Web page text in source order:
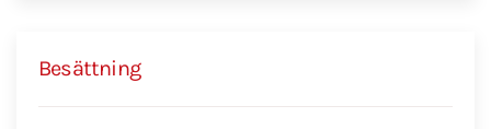
Besättning